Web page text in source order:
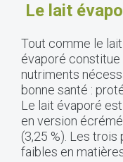
Le lait
Tout comme le
évaporé constitue
nutriments
bonne santé :
Le lait évaporé
en version
(3,25 %). Les
faibles en